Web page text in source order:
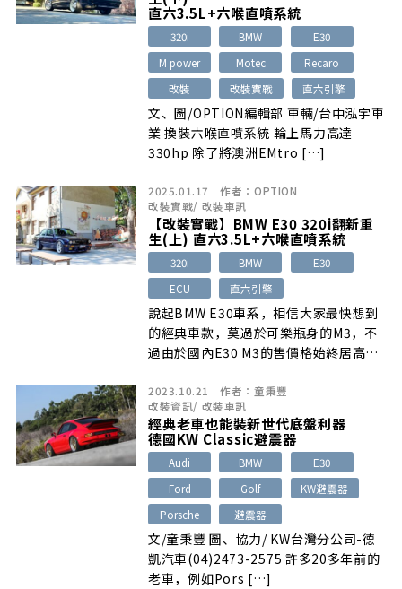
直六3.5L+六喉直噴系統
320i BMW
E30
M power
Motec
Recaro
改裝
改裝實戰 直六引擎
文、圖/OPTION編輯部 車輛/台中泓宇車
業 換裝六喉直噴系統 輪上馬力高達
330hp 除了將澳洲EMtro […]
2025.01.17 作者： OPTION
改裝實戰/ 改裝車訊
【改裝實戰】BMW E30 320i翻新重
生(上) 直六3.5L+六喉直噴系統
320i BMW
E30
ECU
直六引擎
說起BMW E30車系，相信大家最快想到
的經典車款，莫過於可樂瓶身的M3，不
過由於國內E30 M3的售價格始終居高不
2023.10.21 作者： 童秉豐
改裝資訊/ 改裝車訊
經典老車也能裝新世代底盤利器
德國KW Classic避震器
Audi BMW
E30
Ford
Golf
KW避震器
Porsche
避震器
文/童秉豐 圖、協力/ KW台灣分公司-德
凱汽車(04)2473-2575 許多20多年前的
老車，例如Pors […]